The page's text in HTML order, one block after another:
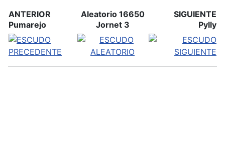
ANTERIOR
Pumarejo
Aleatorio 16650
Jornet 3
SIGUIENTE
Pylly